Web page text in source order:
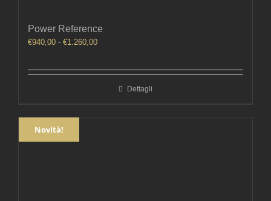
Power Reference
€940,00 - €1.260,00Fascia
€940,00
Dettagli
Novità!